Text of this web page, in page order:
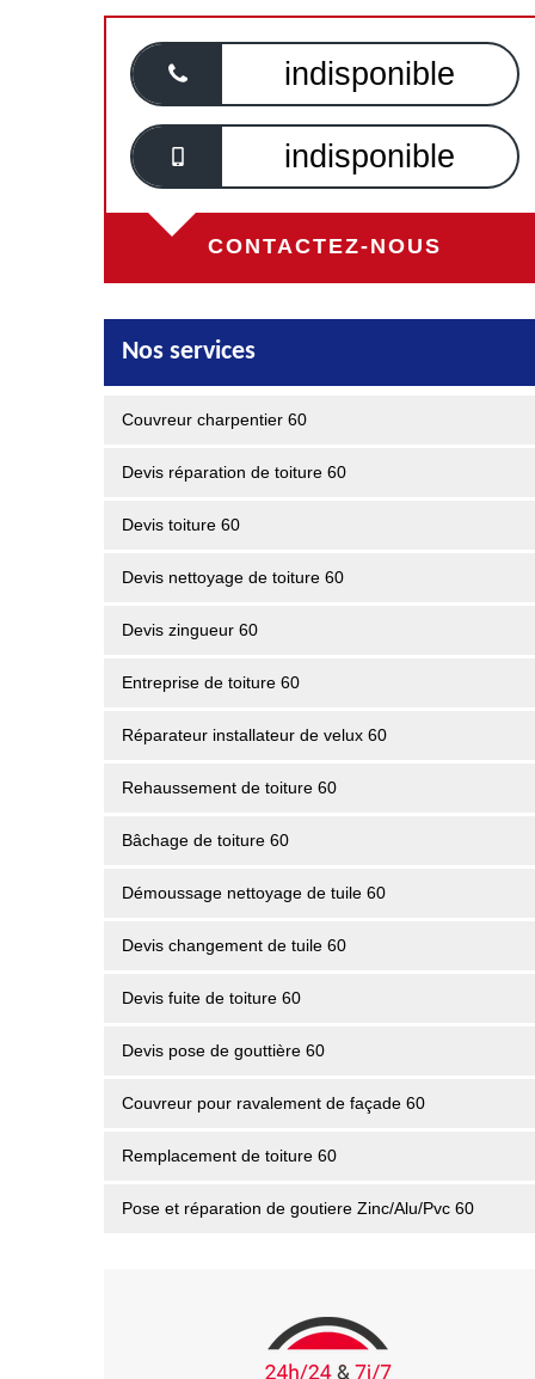
indisponible
indisponible
CONTACTEZ-NOUS
Nos services
Couvreur charpentier 60
Devis réparation de toiture 60
Devis toiture 60
Devis nettoyage de toiture 60
Devis zingueur 60
Entreprise de toiture 60
Réparateur installateur de velux 60
Rehaussement de toiture 60
Bâchage de toiture 60
Démoussage nettoyage de tuile 60
Devis changement de tuile 60
Devis fuite de toiture 60
Devis pose de gouttière 60
Couvreur pour ravalement de façade 60
Remplacement de toiture 60
Pose et réparation de goutiere Zinc/Alu/Pvc 60